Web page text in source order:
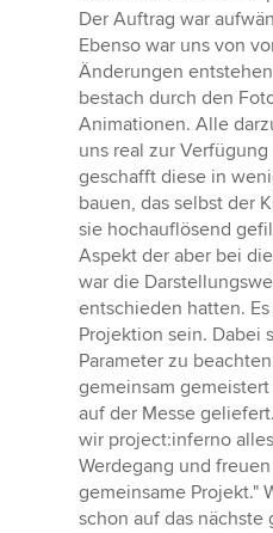
Der Auftrag war
Ebenso war uns von
Änderungen
bestach durch den
Animationen. Alle
uns real zur
geschafft diese in
bauen, das selbst der
sie hochauflösend
Aspekt der aber bei
war die
entschieden hatten.
Projektion sein. Dabei
Parameter zu
gemeinsam
auf der Messe
wir project:inferno
Werdegang und
gemeinsame Projekt."
schon auf das nächste